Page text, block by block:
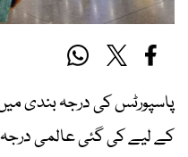
کے لیے کی گئی عالمی درجہ